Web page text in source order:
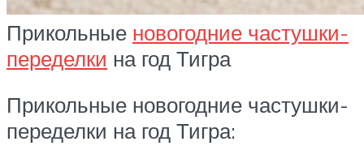
Прикольные новогодние частушки-
переделки на год Тигра
Прикольные новогодние частушки-
переделки на год Тигра: